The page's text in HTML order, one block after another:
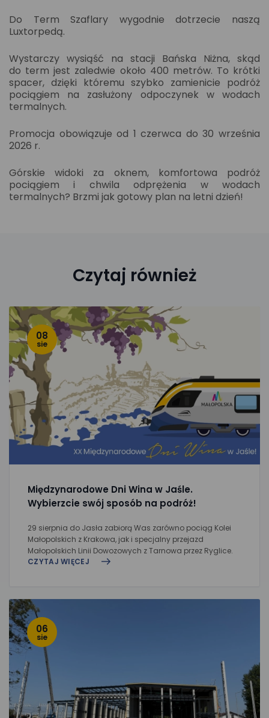
Do Term Szaflary wygodnie dotrzecie naszą
Luxtorpedą.
Wystarczy wysiąść na stacji Bańska Niżna, skąd
do term jest zaledwie około 400 metrów. To krótki
spacer, dzięki któremu szybko zamienicie podróż
pociągiem na zasłużony odpoczynek w wodach
termalnych.
Promocja obowiązuje od 1 czerwca do 30 września
2026 r.
Górskie widoki za oknem, komfortowa podróż
pociągiem i chwila odprężenia w wodach
termalnych? Brzmi jak gotowy plan na letni dzień!
Czytaj również
08
sie
Międzynarodowe Dni Wina w Jaśle.
Wybierzcie swój sposób na podróż!
29 sierpnia do Jasła zabiorą Was zarówno pociąg Kolei
Małopolskich z Krakowa, jak i specjalny przejazd
CZYTAJ WIĘCEJ
06
sie